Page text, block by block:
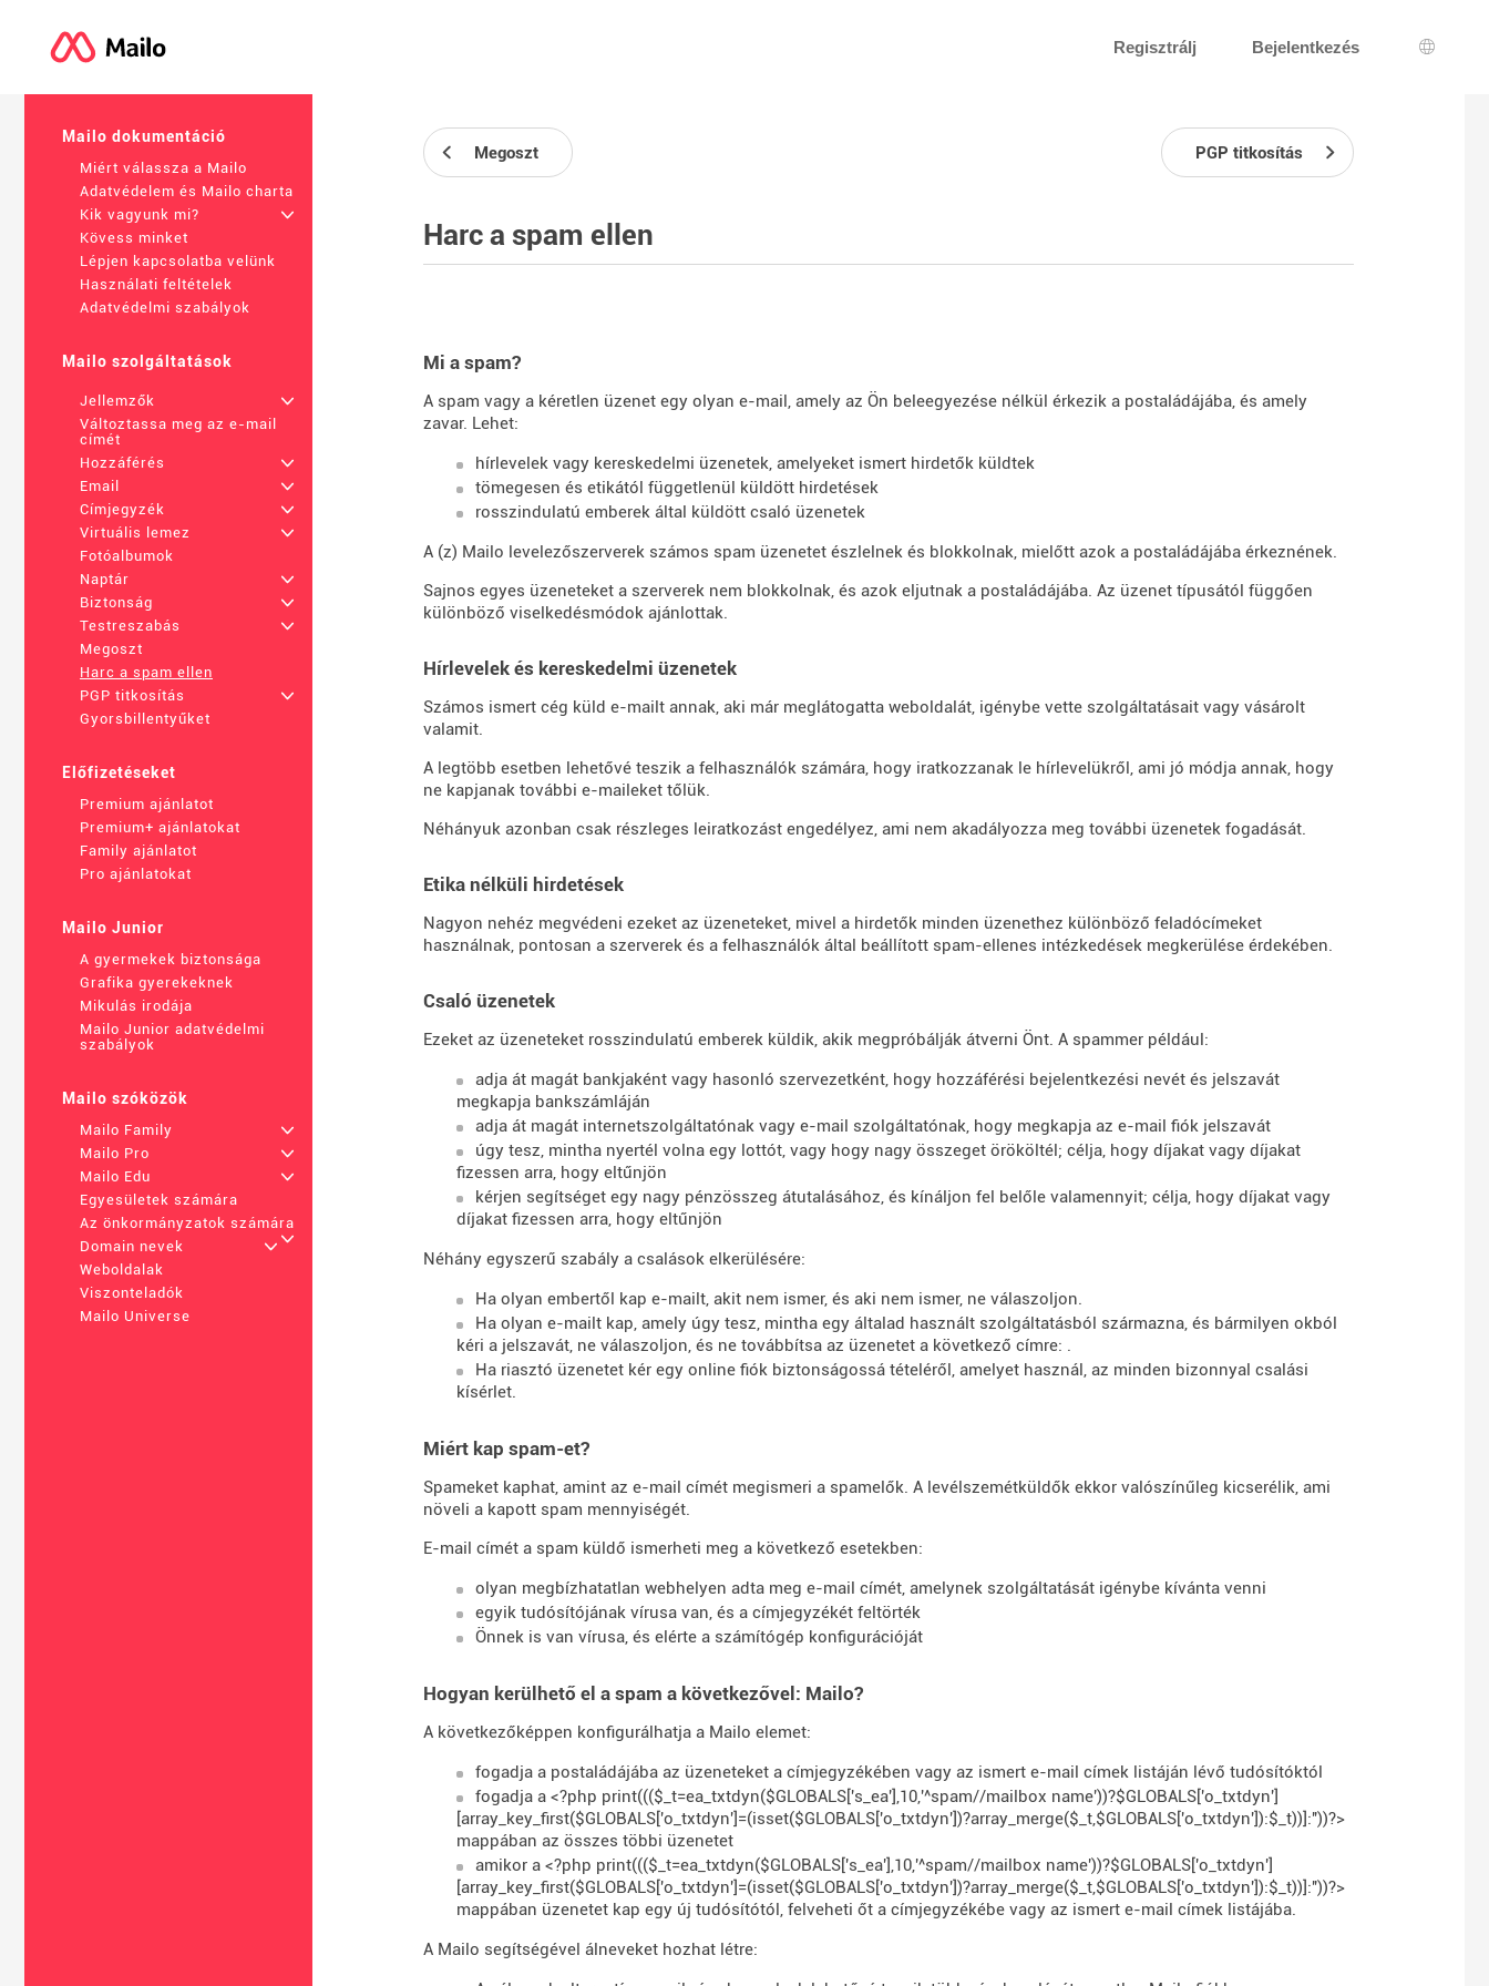
Regisztrálj Bejelentkezés
Nyelv
Mailo dokumentáció
Miért válassza a Mailo
Adatvédelem és Mailo charta
Kik vagyunk mi?
+
Kövess minket
Lépjen kapcsolatba velünk
Használati feltételek
Adatvédelmi szabályok
Mailo szolgáltatások
Jellemzők
+
Változtassa meg az e-mail
címét
Hozzáférés
+
Email
+
Címjegyzék
+
Virtuális lemez
+
Fotóalbumok
Naptár
+
Biztonság
+
Testreszabás
+
Megoszt
Harc a spam ellen
PGP titkosítás
+
Gyorsbillentyűket
Előfizetéseket
Premium ajánlatot
Premium+ ajánlatokat
Family ajánlatot
Pro ajánlatokat
Mailo Junior
A gyermekek biztonsága
Grafika gyerekeknek
Mikulás irodája
Mailo Junior adatvédelmi
szabályok
Mailo szóközök
Mailo Family
+
Mailo Pro
+
Mailo Edu
+
Egyesületek számára
Az önkormányzatok számára
+
Domain nevek
+
Weboldalak
Viszonteladók
Mailo Universe
Megoszt PGP titkosítás
Harc a spam ellen
Mi a spam?
A spam vagy a kéretlen üzenet egy olyan e-mail, amely az Ön beleegyezése nélkül érkezik a postaládájába, és amely
zavar. Lehet:
hírlevelek vagy kereskedelmi üzenetek, amelyeket ismert hirdetők küldtek
tömegesen és etikától függetlenül küldött hirdetések
rosszindulatú emberek által küldött csaló üzenetek
A (z) Mailo levelezőszerverek számos spam üzenetet észlelnek és blokkolnak, mielőtt azok a postaládájába érkeznének.
Sajnos egyes üzeneteket a szerverek nem blokkolnak, és azok eljutnak a postaládájába. Az üzenet típusától függően
különböző viselkedésmódok ajánlottak.
Hírlevelek és kereskedelmi üzenetek
Számos ismert cég küld e-mailt annak, aki már meglátogatta weboldalát, igénybe vette szolgáltatásait vagy vásárolt
valamit.
A legtöbb esetben lehetővé teszik a felhasználók számára, hogy iratkozzanak le hírlevelükről, ami jó módja annak, hogy
ne kapjanak további e-maileket tőlük.
Néhányuk azonban csak részleges leiratkozást engedélyez, ami nem akadályozza meg további üzenetek fogadását.
Etika nélküli hirdetések
Nagyon nehéz megvédeni ezeket az üzeneteket, mivel a hirdetők minden üzenethez különböző feladócímeket
használnak, pontosan a szerverek és a felhasználók által beállított spam-ellenes intézkedések megkerülése érdekében.
Csaló üzenetek
Ezeket az üzeneteket rosszindulatú emberek küldik, akik megpróbálják átverni Önt. A spammer például:
adja át magát bankjaként vagy hasonló szervezetként, hogy hozzáférési bejelentkezési nevét és jelszavát
megkapja bankszámláján
adja át magát internetszolgáltatónak vagy e-mail szolgáltatónak, hogy megkapja az e-mail fiók jelszavát
úgy tesz, mintha nyertél volna egy lottót, vagy hogy nagy összeget örököltél; célja, hogy díjakat vagy díjakat
fizessen arra, hogy eltűnjön
kérjen segítséget egy nagy pénzösszeg átutalásához, és kínáljon fel belőle valamennyit; célja, hogy díjakat vagy
díjakat fizessen arra, hogy eltűnjön
Néhány egyszerű szabály a csalások elkerülésére:
Ha olyan embertől kap e-mailt, akit nem ismer, és aki nem ismer, ne válaszoljon.
Ha olyan e-mailt kap, amely úgy tesz, mintha egy általad használt szolgáltatásból származna, és bármilyen okból
kéri a jelszavát, ne válaszoljon, és ne továbbítsa az üzenetet a következő címre: .
Ha riasztó üzenetet kér egy online fiók biztonságossá tételéről, amelyet használ, az minden bizonnyal csalási
kísérlet.
Miért kap spam-et?
Spameket kaphat, amint az e-mail címét megismeri a spamelők. A levélszemétküldők ekkor valószínűleg kicserélik, ami
növeli a kapott spam mennyiségét.
E-mail címét a spam küldő ismerheti meg a következő esetekben:
olyan megbízhatatlan webhelyen adta meg e-mail címét, amelynek szolgáltatását igénybe kívánta venni
egyik tudósítójának vírusa van, és a címjegyzékét feltörték
Önnek is van vírusa, és elérte a számítógép konfigurációját
Hogyan kerülhető el a spam a következővel: Mailo?
A következőképpen konfigurálhatja a Mailo elemet:
fogadja a postaládájába az üzeneteket a címjegyzékében vagy az ismert e-mail címek listáján lévő tudósítóktól
fogadja a <?php print((($_t=ea_txtdyn($GLOBALS['s_ea'],10,'^spam//mailbox name'))?$GLOBALS['o_txtdyn']
[array_key_first($GLOBALS['o_txtdyn']=(isset($GLOBALS['o_txtdyn'])?array_merge($_t,$GLOBALS['o_txtdyn']):$_t))]:''))?>
mappában az összes többi üzenetet
amikor a <?php print((($_t=ea_txtdyn($GLOBALS['s_ea'],10,'^spam//mailbox name'))?$GLOBALS['o_txtdyn']
[array_key_first($GLOBALS['o_txtdyn']=(isset($GLOBALS['o_txtdyn'])?array_merge($_t,$GLOBALS['o_txtdyn']):$_t))]:''))?>
mappában üzenetet kap egy új tudósítótól, felveheti őt a címjegyzékébe vagy az ismert e-mail címek listájába.
A Mailo segítségével álneveket hozhat létre: